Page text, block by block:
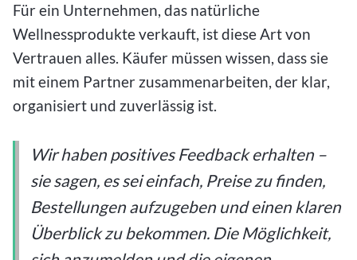
Für ein Unternehmen, das natürliche
Wellnessprodukte verkauft, ist diese Art von
Vertrauen alles. Käufer müssen wissen, dass sie
mit einem Partner zusammenarbeiten, der klar,
organisiert und zuverlässig ist.
Wir haben positives Feedback erhalten –
sie sagen, es sei einfach, Preise zu finden,
Bestellungen aufzugeben und einen klaren
Überblick zu bekommen. Die Möglichkeit,